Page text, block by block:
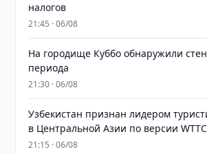
налогов
21:45 · 06/08
На городище Куббо обнаружили
периода
21:30 · 06/08
Узбекистан признан лидером
в Центральной Азии по версии WTTC
21:15 · 06/08